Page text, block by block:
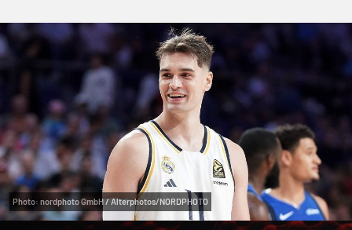
Photo: nordphoto GmbH / Alterphotos/NORDPHOTO